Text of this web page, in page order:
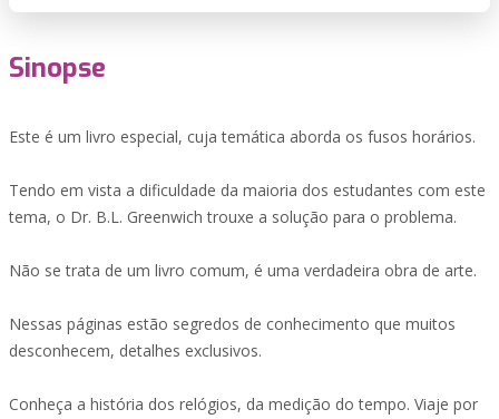
Sinopse
Este é um livro especial, cuja temática aborda os fusos horários.
Tendo em vista a dificuldade da maioria dos estudantes com este
tema, o Dr. B.L. Greenwich trouxe a solução para o problema.
Não se trata de um livro comum, é uma verdadeira obra de arte.
Nessas páginas estão segredos de conhecimento que muitos
desconhecem, detalhes exclusivos.
Conheça a história dos relógios, da medição do tempo. Viaje por